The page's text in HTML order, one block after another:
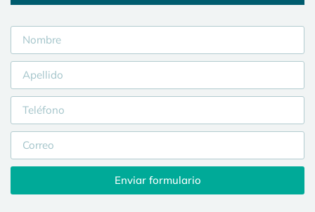
Enviar formulario